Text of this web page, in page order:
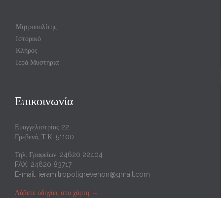
Μητροπολίτης
Ιστορικό
Κλήρος
Ιερά Μυστήρια
Επικοινωνία
Ευαγγελιστρίας 22
Γρεβενά, Τ.Κ. 51100
Τηλ. Γραφείων: 24620 22404
FAX: 24620 83717
E-mail: ieramitropoligrevenon@gmail.com
Λάβετε οδηγίες στο χάρτη →